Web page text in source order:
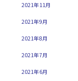
2021年11月
2021年9月
2021年8月
2021年7月
2021年6月